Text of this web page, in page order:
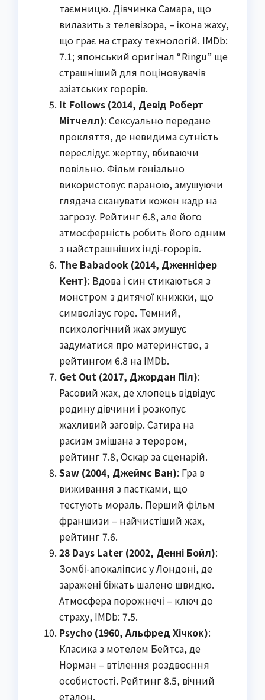
таємницю. Дівчинка Самара, що
вилазить з телевізора, – ікона жаху,
що грає на страху технологій. IMDb:
7.1; японський оригінал “Ringu” ще
страшніший для поціновувачів
азіатських горорів.
It Follows (2014, Девід Роберт
Мітчелл): Сексуально передане
прокляття, де невидима сутність
переслідує жертву, вбиваючи
повільно. Фільм геніально
використовує параною, змушуючи
глядача сканувати кожен кадр на
загрозу. Рейтинг 6.8, але його
атмосферність робить його одним
з найстрашніших інді-горорів.
The Babadook (2014, Дженніфер
Кент): Вдова і син стикаються з
монстром з дитячої книжки, що
символізує горе. Темний,
психологічний жах змушує
задуматися про материнство, з
рейтингом 6.8 на IMDb.
Get Out (2017, Джордан Піл):
Расовий жах, де хлопець відвідує
родину дівчини і розкопує
жахливий заговір. Сатира на
расизм змішана з терором,
рейтинг 7.8, Оскар за сценарій.
Saw (2004, Джеймс Ван): Гра в
виживання з пастками, що
тестують мораль. Перший фільм
франшизи – найчистіший жах,
рейтинг 7.6.
28 Days Later (2002, Денні Бойл):
Зомбі-апокаліпсис у Лондоні, де
заражені біжать шалено швидко.
Атмосфера порожнечі – ключ до
страху, IMDb: 7.5.
Psycho (1960, Альфред Хічкок):
Класика з мотелем Бейтса, де
Норман – втілення роздвоєння
особистості. Рейтинг 8.5, вічний
еталон.